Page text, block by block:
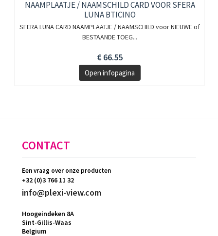
NAAMPLAATJE / NAAMSCHILD CARD VOOR SFERA
LUNA BTICINO
SFERA LUNA CARD NAAMPLAATJE / NAAMSCHILD voor NIEUWE of
BESTAANDE TOEG...
€ 66.55
Open infopagina
CONTACT
Een vraag over onze producten
+32 (0)3 766 11 32
info@plexi-view.com
Hoogeindeken 8A
Sint-Gillis-Waas
Belgium